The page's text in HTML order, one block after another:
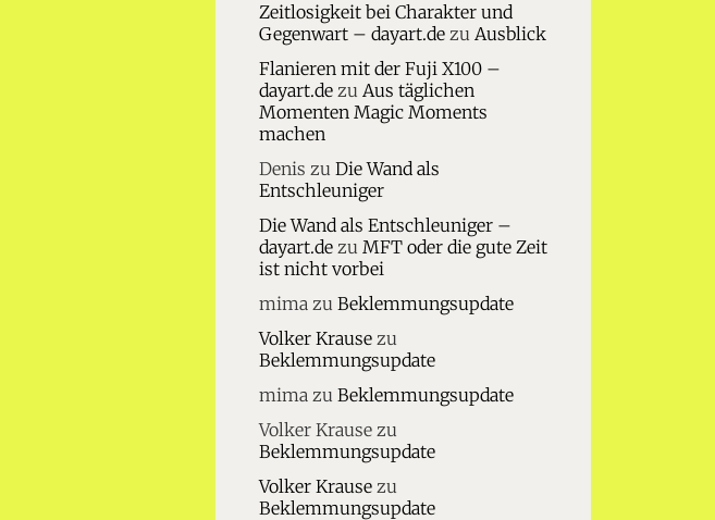
Zeitlosigkeit bei Charakter und
Gegenwart – dayart.dezu Ausblick
Flanieren mit der Fuji X100 –
dayart.dezu Aus täglichen
Momenten Magic Moments
machen
Denis zu Die Wand als
Entschleuniger
Die Wand als Entschleuniger –
dayart.dezu MFT oder die gute Zeit
ist nicht vorbei
mimazu Beklemmungsupdate
Volker Krausezu
Beklemmungsupdate
mimazu Beklemmungsupdate
Volker Krausezu
Beklemmungsupdate
Volker Krausezu
Beklemmungsupdate